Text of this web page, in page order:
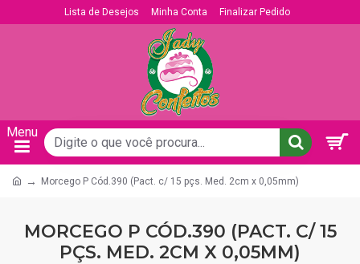
Lista de Desejos Minha Conta Finalizar Pedido
Morcego P Cód.390 (Pact. c/ 15 pçs. Med. 2cm x 0,05mm)
MORCEGO P CÓD.390 (PACT. C/ 15
PÇS. MED. 2CM X 0,05MM)